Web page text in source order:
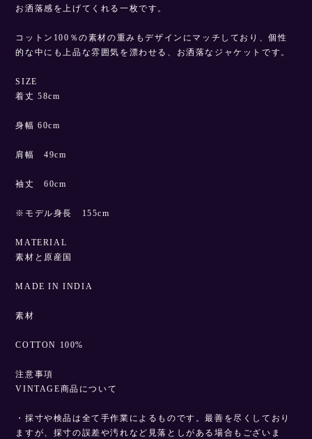
お洒落感を上げてくれる一枚です。
コットン100％の素材の重みもデザインにマッチしており、個性
的な中にも上品な雰囲気を漂わせる、お洒落なジャケットです。
SIZE
着丈 58cm
身幅 60cm
肩幅 49cm
袖丈 60cm
※モデル身長 155cm
MATERIAL
素材と原産国
MADE IN INDIA
素材
COTTON 100%
注意事項
VINTAGE商品について
・採寸や検品は全て手作業によるものです。最善を尽くしており
ますが、採寸の誤差や汚れなど見落としがある場合もございま